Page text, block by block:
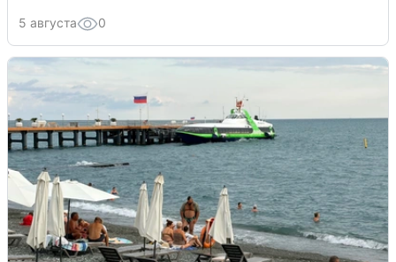
5 августа 0